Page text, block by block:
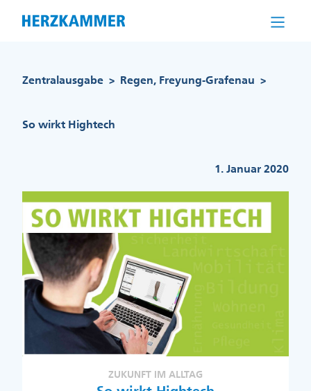
Zentralausgabe > Regen, Freyung-Grafenau >
So wirkt Hightech
1. Januar 2020
ZUKUNFT IM ALLTAG